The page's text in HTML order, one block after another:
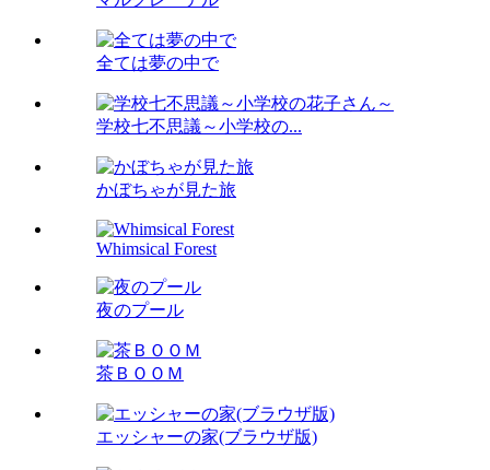
全ては夢の中で
学校七不思議～小学校の...
かぼちゃが見た旅
Whimsical Forest
夜のプール
茶ＢＯＯＭ
エッシャーの家(ブラウザ版)